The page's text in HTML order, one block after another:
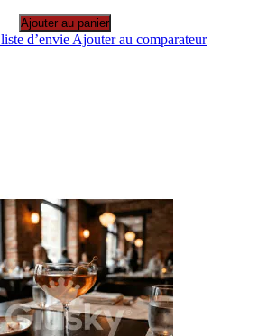
Ajouter au panier
d’envie Ajouter au comparateur